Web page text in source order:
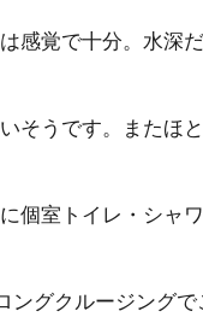
感覚で十分。水深
そうです。またほ
個室トイレ・シャ
グクルージングで